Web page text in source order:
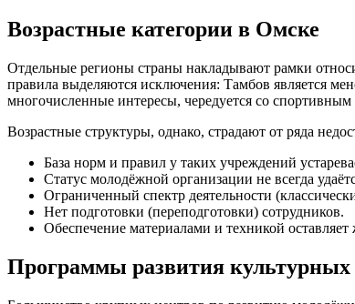
Возрастные категории в Омске
Отдельные регионы страны накладывают рамки
правила выделяются исключения: Тамбов является
многочисленные интересы, чередуется со
Возрастные структуры, однако, страдают от ряда
База норм и правил у таких учреждений
Статус молодёжной организации не всегда
Ограниченный спектр деятельности
Нет подготовки (переподготовки) сотрудников.
Обеспечение материалами и техникой оставляет
Программы развития